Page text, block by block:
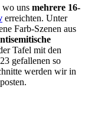
wo uns mehrere 16-
erreichten. Unter
Farb-Szenen aus
Tafel mit den
gefallenen so
werden wir in
posten.